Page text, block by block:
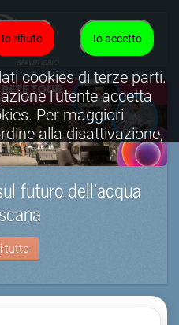
futuro dell’acqua
tutto
Io accetto
Io rifiuto
cookies di terze parti.
l'utente accetta
Per maggiori
alla disattivazione,
cookies
completa.